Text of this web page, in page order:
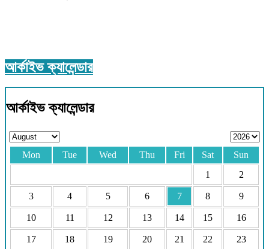
আর্কাইভ ক্যালেন্ডার
আর্কাইভ ক্যালেন্ডার
Mon Tue Wed Thu Fri Sat
Sun
1
2
3 4 5 6 7 8 9
10 11 12 13 14 15 16
17 18 19 20 21 22 23